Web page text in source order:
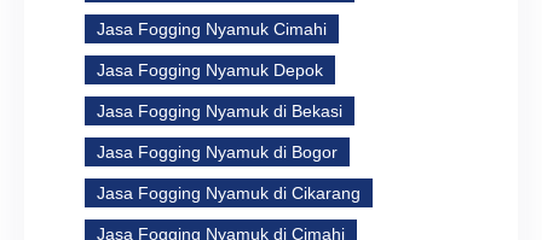
Jasa Fogging Nyamuk Cimahi
Jasa Fogging Nyamuk Depok
Jasa Fogging Nyamuk di Bekasi
Jasa Fogging Nyamuk di Bogor
Jasa Fogging Nyamuk di Cikarang
Jasa Fogging Nyamuk di Cimahi